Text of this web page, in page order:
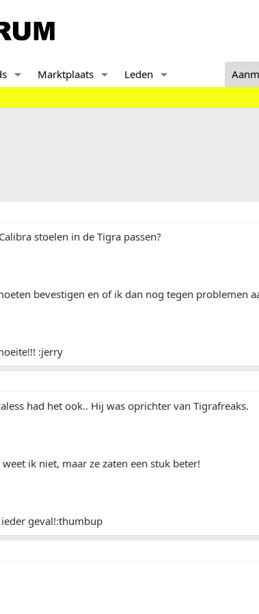
Marktplaats Leden
stoelen in de Tigra passen?
bevestigen en of ik dan nog tegen problemen
:jerry
had het ook.. Hij was oprichter van Tigrafreaks.
ik niet, maar ze zaten een stuk beter!
geval!:thumbup